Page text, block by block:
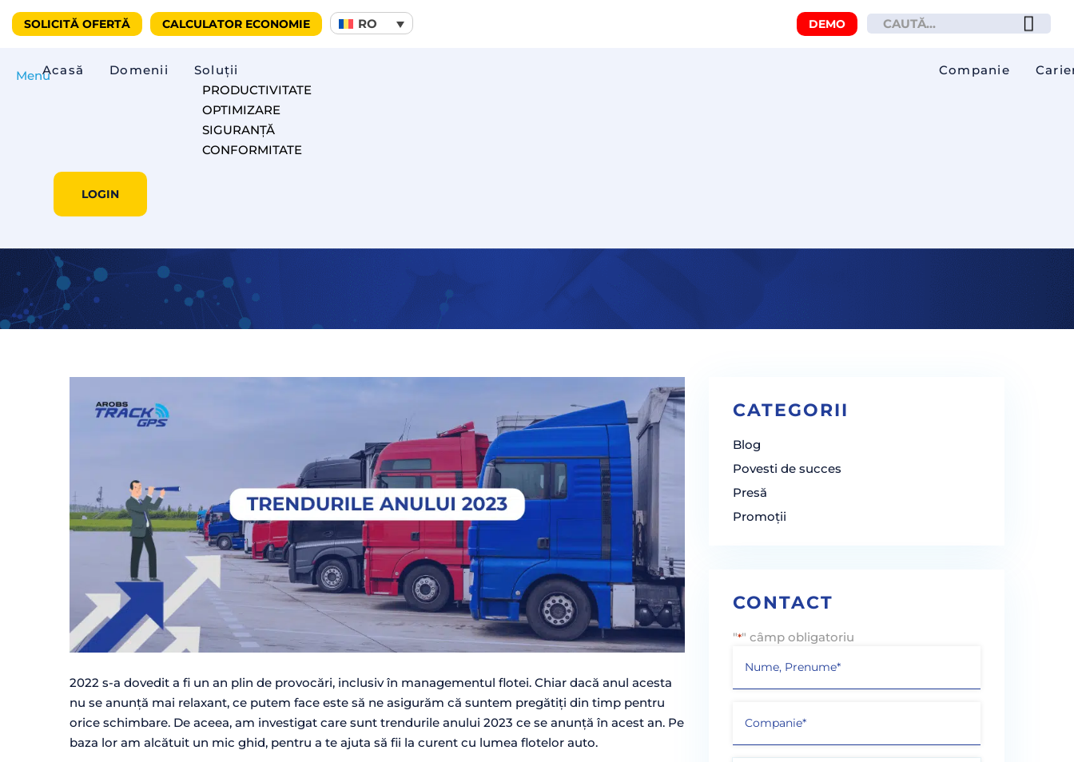
SOLICITĂ OFERTĂ CALCULATOR ECONOMIE RO DEMO
MenuAcasă Domenii
Soluții
PRODUCTIVITATE
OPTIMIZARE
SIGURANȚĂ
CONFORMITATE
Companie
LOGIN
2022 s-a dovedit a fi un an plin de provocări, inclusiv în managementul flotei. Chiar dacă anul acesta
nu se anunță mai relaxant, ce putem face este să ne asigurăm că suntem pregătiți din timp pentru
orice schimbare. De aceea, am investigat care sunt trendurile anului 2023 ce se anunță în acest an. Pe
baza lor am alcătuit un mic ghid, pentru a te ajuta să fii la curent cu lumea flotelor auto.
CATEGORII
Blog
Povesti de succes
Presă
Promoții
CONTACT
"*" câmp obligatoriu